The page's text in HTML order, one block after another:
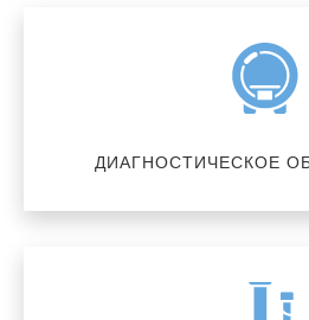
ДИАГНОСТИЧЕСКОЕ